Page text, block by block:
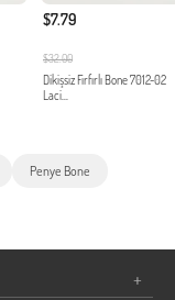
$7.79
$32.00
Dikişsiz Fırfırlı Bone 7012-02
Laci...
Penye Bone
+